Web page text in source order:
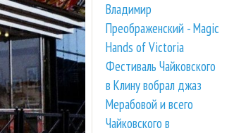
Владимир
Преображенский - Magic
Hands of Victoria
Фестиваль Чайковского
в Клину вобрал джаз
Мерабовой и всего
Чайковского в